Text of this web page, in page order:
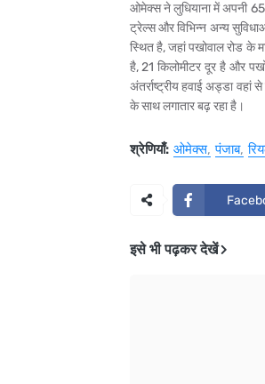
ओमेक्स ने लुधियाना में अपनी 65
ट्रेल्स और विभिन्न अन्य
स्थित है, जहां पखोवाल रोड के
है, 21 किलोमीटर दूर है और
अंतर्राष्ट्रीय हवाई अड्डा
के साथ लगातार बढ़ रहा है।
श्रेणियाँ: ओमेक्स पंजाब
इसे भी पढ़कर देखें